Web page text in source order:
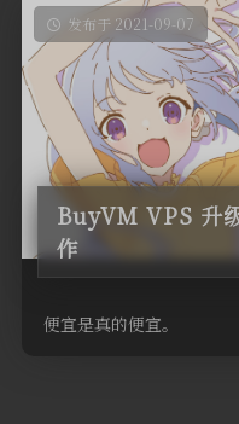
发布于 2021-09-07
BuyVM VPS 升
作
便宜是真的便宜。